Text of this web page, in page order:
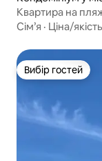
Квартира на
Сім’я · Ціна/якість
Вибір гостей
Вибір гостей